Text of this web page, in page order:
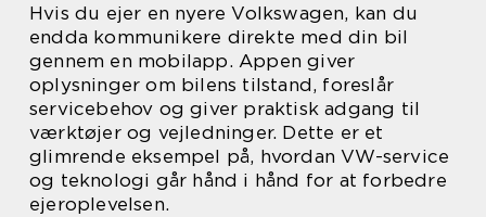
Hvis du ejer en nyere Volkswagen, kan du
endda kommunikere direkte med din bil
gennem en mobilapp. Appen giver
oplysninger om bilens tilstand, foreslår
servicebehov og giver praktisk adgang til
værktøjer og vejledninger. Dette er et
glimrende eksempel på, hvordan VW-service
og teknologi går hånd i hånd for at forbedre
ejeroplevelsen.